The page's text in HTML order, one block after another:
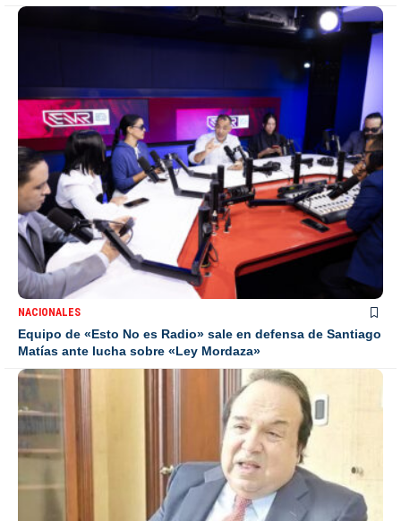
NACIONALES
Equipo de «Esto No es Radio» sale en defensa de Santiago
Matías ante lucha sobre «Ley Mordaza»